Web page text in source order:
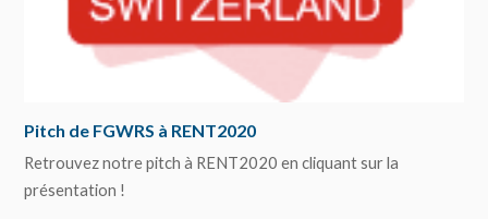
Pitch de FGWRS à RENT2020
Retrouvez notre pitch à RENT2020 en cliquant sur la
présentation !